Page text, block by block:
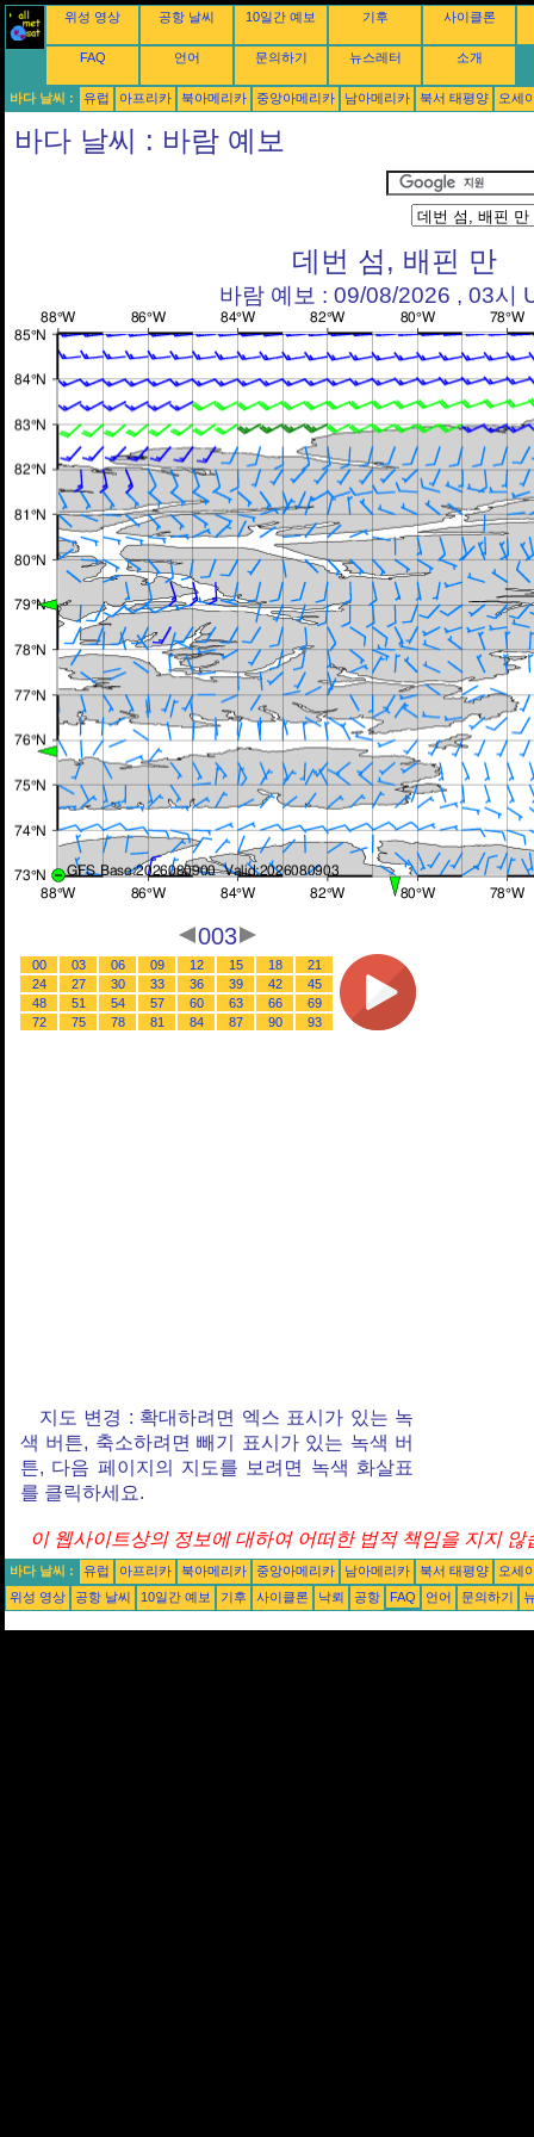
위성 영상 공항 날씨 10일간 예보 기후 사이클론
FAQ 언어 문의하기 뉴스레터 소개
바다 날씨 : 유럽 아프리카 북아메리카 중앙아메리카 남아메리카 북서 태평양 오세
바다 날씨 : 바람 예보
데번 섬, 배핀 만
바람 예보 : 09/08/2026 , 03시
003
00 03 06 09 12 15 18
21
24
27 30 33 36 39 42
45
48
51 54 57 60 63 66
69
72
75 78 81 84 87 90 93
지도 변경 : 확대하려면 엑스 표시가 있는 녹
색 버튼, 축소하려면 빼기 표시가 있는 녹색 버
튼, 다음 페이지의 지도를 보려면 녹색 화살표
를 클릭하세요.
이 웹사이트상의 정보에 대하여 어떠한 법적 책임을 지지 않
바다 날씨 : 유럽 아프리카 북아메리카 중앙아메리카 남아메리카 북서 태평양
오세
위성 영상
공항 날씨 10일간 예보 기후 사이클론 낙뢰 공항 FAQ 언어 문의하기